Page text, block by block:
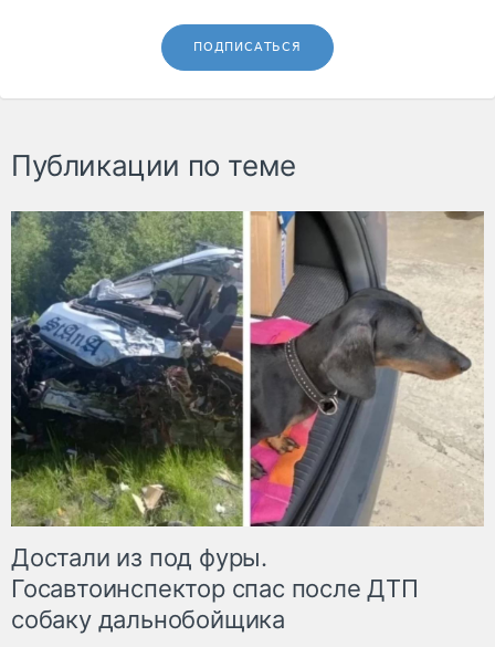
ПОДПИСАТЬСЯ
Публикации по теме
Достали из под фуры.
Госавтоинспектор спас после ДТП
собаку дальнобойщика